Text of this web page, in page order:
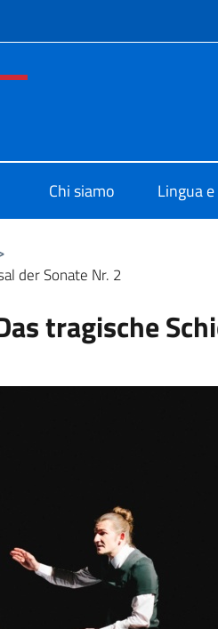
menù
Chi siamo Lingua
der Sonate Nr. 2
tragische